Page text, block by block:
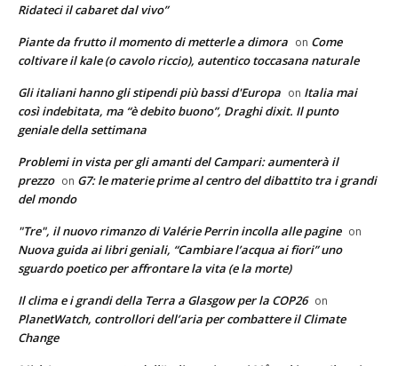
Ridateci il cabaret dal vivo”
Piante da frutto il momento di metterle a dimora on Come
coltivare il kale (o cavolo riccio), autentico toccasana naturale
Gli italiani hanno gli stipendi più bassi d'Europa on Italia mai
così indebitata, ma “è debito buono”, Draghi dixit. Il punto
geniale della settimana
Problemi in vista per gli amanti del Campari: aumenterà il
prezzo on G7: le materie prime al centro del dibattito tra i grandi
del mondo
"Tre", il nuovo rimanzo di Valérie Perrin incolla alle pagine on
Nuova guida ai libri geniali, “Cambiare l’acqua ai fiori” uno
sguardo poetico per affrontare la vita (e la morte)
Il clima e i grandi della Terra a Glasgow per la COP26 on
PlanetWatch, controllori dell’aria per combattere il Climate
Change